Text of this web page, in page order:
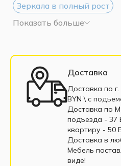
Зеркала в полный рост
Показать больше
Доставка
Доставка по
BYN \ c
Доставка по
подъезда - 37
квартиру - 50
Доставка в
Мебель
виде!